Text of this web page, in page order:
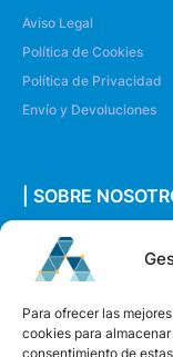
Para ofrecer las
cookies para
consentimiento de
Aviso Legal
Política de Cookies
Política de Privacidad
Envío y Devoluciones
| SOBRE
Quiénes somos
Envíanos un mensaje